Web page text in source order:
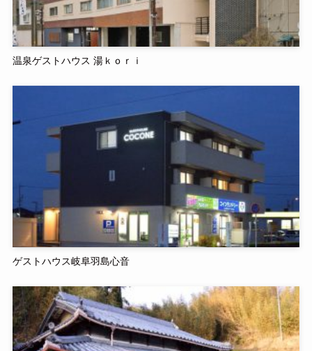
温泉ゲストハウス 湯ｋｏｒｉ
ゲストハウス岐阜羽島心音